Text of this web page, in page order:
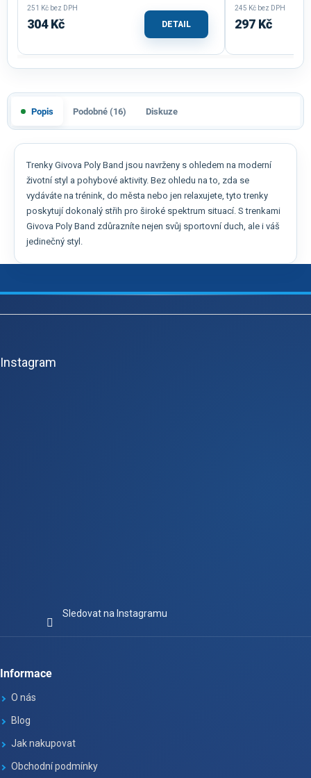
251 Kč bez DPH
304 Kč DETAIL
245 Kč bez DPH
297 Kč
Popis Podobné (16) Diskuze
Trenky Givova Poly Band jsou navrženy s ohledem na moderní
životní styl a pohybové aktivity. Bez ohledu na to, zda se
vydáváte na trénink, do města nebo jen relaxujete, tyto trenky
poskytují dokonalý střih pro široké spektrum situací. S trenkami
Givova Poly Band zdůrazníte nejen svůj sportovní duch, ale i váš
jedinečný styl.
Z
Instagram
Sledovat na Instagramu
Informace
O nás
Blog
Jak nakupovat
Obchodní podmínky